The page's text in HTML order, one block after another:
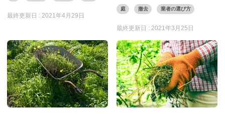
最終更新日 : 2021年4月29日
庭 撤去 業者の選び方
最終更新日 :2021年3月25日